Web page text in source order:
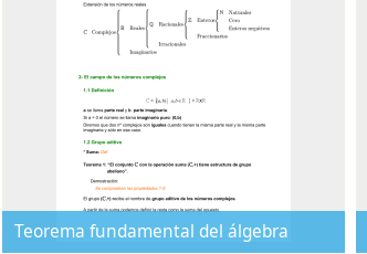
Teorema fundamental del álgebra